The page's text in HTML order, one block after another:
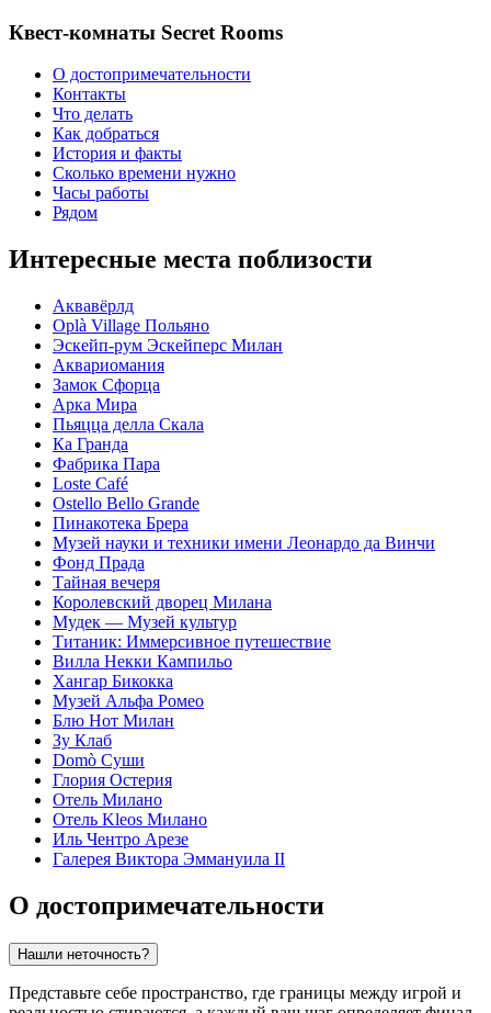
Квест-комнаты Secret Rooms
О достопримечательности
Контакты
Что делать
Как добраться
История и факты
Сколько времени нужно
Часы работы
Рядом
Интересные места поблизости
Аквавёрлд
Oplà Village Польяно
Эскейп-рум Эскейперс Милан
Аквариомания
Замок Сфорца
Арка Мира
Пьяцца делла Скала
Ка Гранда
Фабрика Пара
Loste Café
Ostello Bello Grande
Пинакотека Брера
Музей науки и техники имени Леонардо да Винчи
Фонд Прада
Тайная вечеря
Королевский дворец Милана
Мудек — Музей культур
Титаник: Иммерсивное путешествие
Вилла Некки Кампильо
Хангар Бикокка
Музей Альфа Ромео
Блю Нот Милан
Зу Клаб
Domò Суши
Глория Остерия
Отель Милано
Отель Kleos Милано
Иль Чентро Арезе
Галерея Виктора Эммануила II
О достопримечательности
Нашли неточность?
Представьте себе пространство, где границы между игрой и